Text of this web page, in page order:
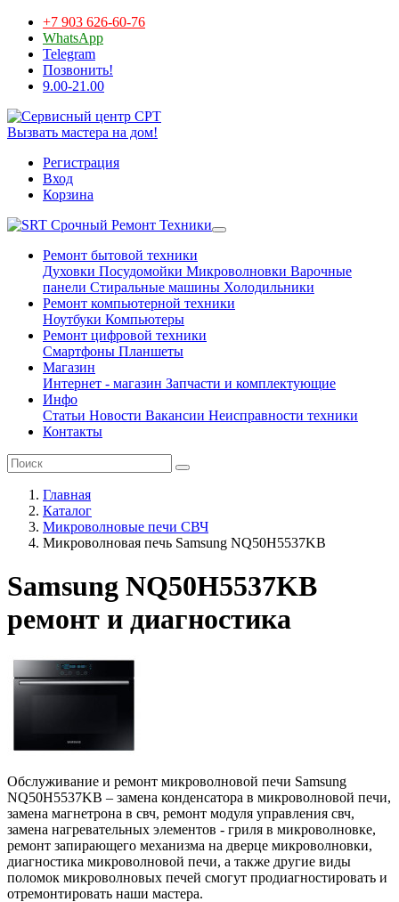
+7 903 626-60-76
WhatsApp
Telegram
Позвонить!
9.00-21.00
Вызвать мастера на дом!
Регистрация
Вход
Корзина
Срочный Ремонт Техники
Ремонт бытовой техники
Духовки Посудомойки Микроволновки Варочные
панели Стиральные машины Холодильники
Ремонт компьютерной техники
Ноутбуки Компьютеры
Ремонт цифровой техники
Смартфоны Планшеты
Магазин
Интернет - магазин Запчасти и комплектующие
Инфо
Статьи Новости Вакансии Неисправности техники
Контакты
Главная
Каталог
Микроволновые печи СВЧ
Микроволновая печь Samsung NQ50H5537KB
Samsung NQ50H5537KB
ремонт и диагностика
Обслуживание и ремонт микроволновой печи Samsung
NQ50H5537KB – замена конденсатора в микроволновой печи,
замена магнетрона в свч, ремонт модуля управления свч,
замена нагревательных элементов - гриля в микроволновке,
ремонт запирающего механизма на дверце микроволновки,
диагностика микроволновой печи, а также другие виды
поломок микроволновых печей смогут продиагностировать и
отремонтировать наши мастера.